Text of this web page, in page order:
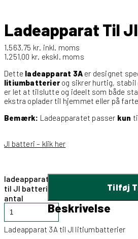
Ladeapparat Til
1.563,75 kr. inkl. moms
1.251,00 kr. ekskl. moms
Dette ladeapparat 3A er designet
litiumbatterier og sikrer hurtig, stabil
er let at tilslutte og ideelt som både
ekstra oplader til hjemmet eller på
Bemærk: Ladeapparatet passer kun
JI batteri – klik her
ladeapparat
til JI batteri
antal
Tilføj
Beskrivelse
Ladeapparat 3A til JI litiumbatterier